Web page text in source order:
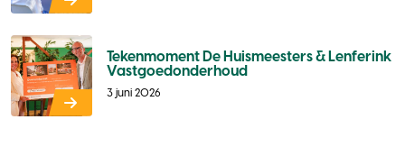
Tekenmoment De Huismeesters & Lenferink
Vastgoedonderhoud
3 juni 2026